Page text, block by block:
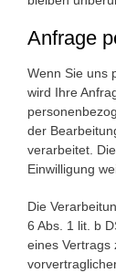
Anfrage
Wenn Sie uns
wird Ihre
der
verarbeitet.
Einwilligung
Die
6 Abs. 1 lit. b
eines Vertrags